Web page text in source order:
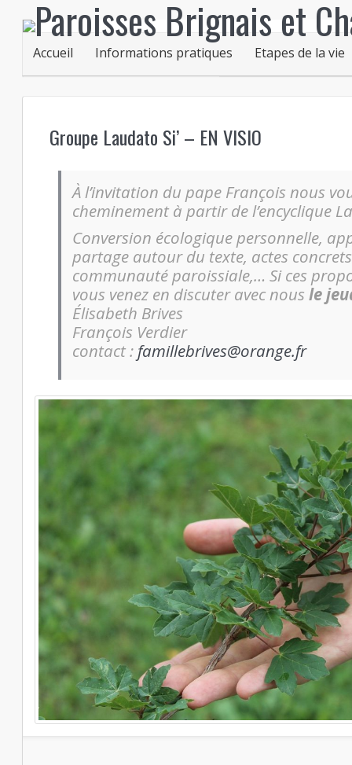
Accueil Informations pratiques Etapes de la vie
Groupe Laudato Si’ – EN VISIO
À l’invitation du pape François nous
cheminement à partir de l’encyclique
Conversion écologique personnelle,
partage autour du texte, actes
communauté paroissiale,… Si ces
vous venez en discuter avec nous le
Élisabeth Brives
François Verdier
contact : famillebrives@orange.fr